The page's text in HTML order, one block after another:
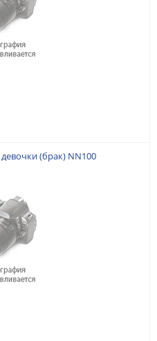
(брак) NN100